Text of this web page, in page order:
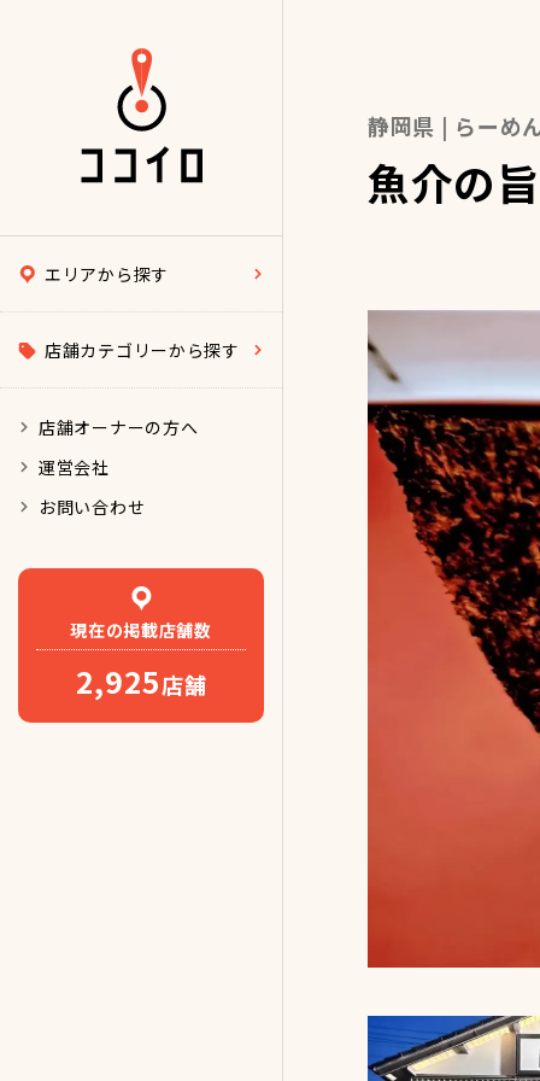
エリアから探す
店舗カテゴリーから探す
店舗オーナーの方へ
運営会社
お問い合わせ
現在の掲載店舗数
2,925店舗
静岡県 | らーめ
魚介の